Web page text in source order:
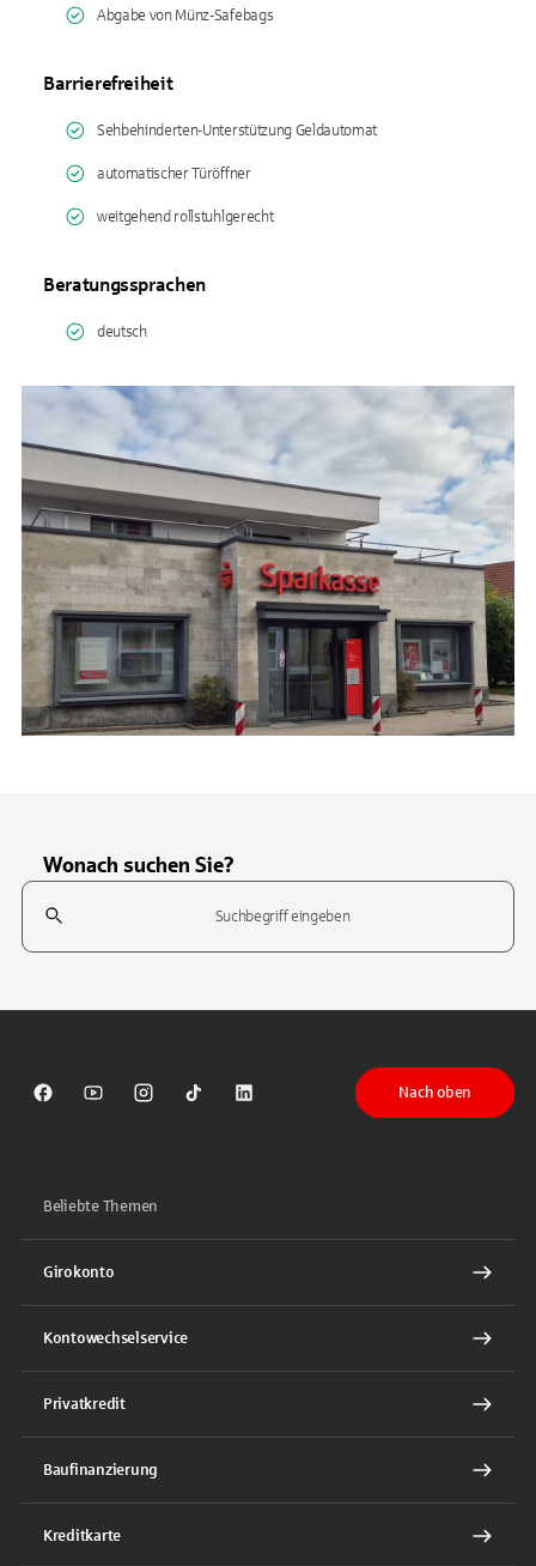
Abgabe von Münz-Safebags
Barrierefreiheit
Sehbehinderten-Unterstützung Geldautomat
automatischer Türöffner
weitgehend rollstuhlgerecht
Beratungssprachen
deutsch
Wonach suchen Sie?
Suchfeld
Sparkasse auf Facebook
Sparkasse auf Youtube
Sparkasse auf Instagram
Sparkasse auf TikTok
Sparkasse auf LinkedIn
Nach oben
Beliebte Themen
Girokonto
Kontowechselservice
Privatkredit
Baufinanzierung
Kreditkarte